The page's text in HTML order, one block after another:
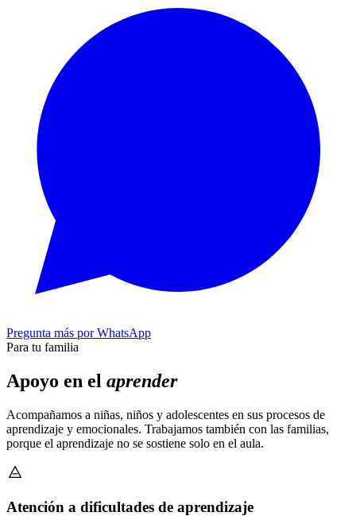
Pregunta más por WhatsApp
Para tu familia
Apoyo en el aprender
Acompañamos a niñas, niños y adolescentes en sus procesos de
aprendizaje y emocionales. Trabajamos también con las familias,
porque el aprendizaje no se sostiene solo en el aula.
Atención a dificultades de aprendizaje